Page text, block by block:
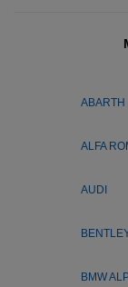
ABARTH
ALFA
AUDI
BMW